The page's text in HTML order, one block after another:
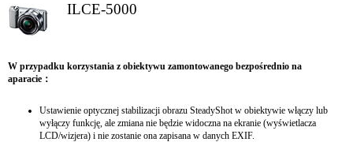
ILCE-5000
W przypadku korzystania z obiektywu zamontowanego bezpośrednio na
aparacie：
Ustawienie optycznej stabilizacji obrazu SteadyShot w obiektywie włączy lub
wyłączy funkcję, ale zmiana nie będzie widoczna na ekranie (wyświetlacza
LCD/wizjera) i nie zostanie ona zapisana w danych EXIF.